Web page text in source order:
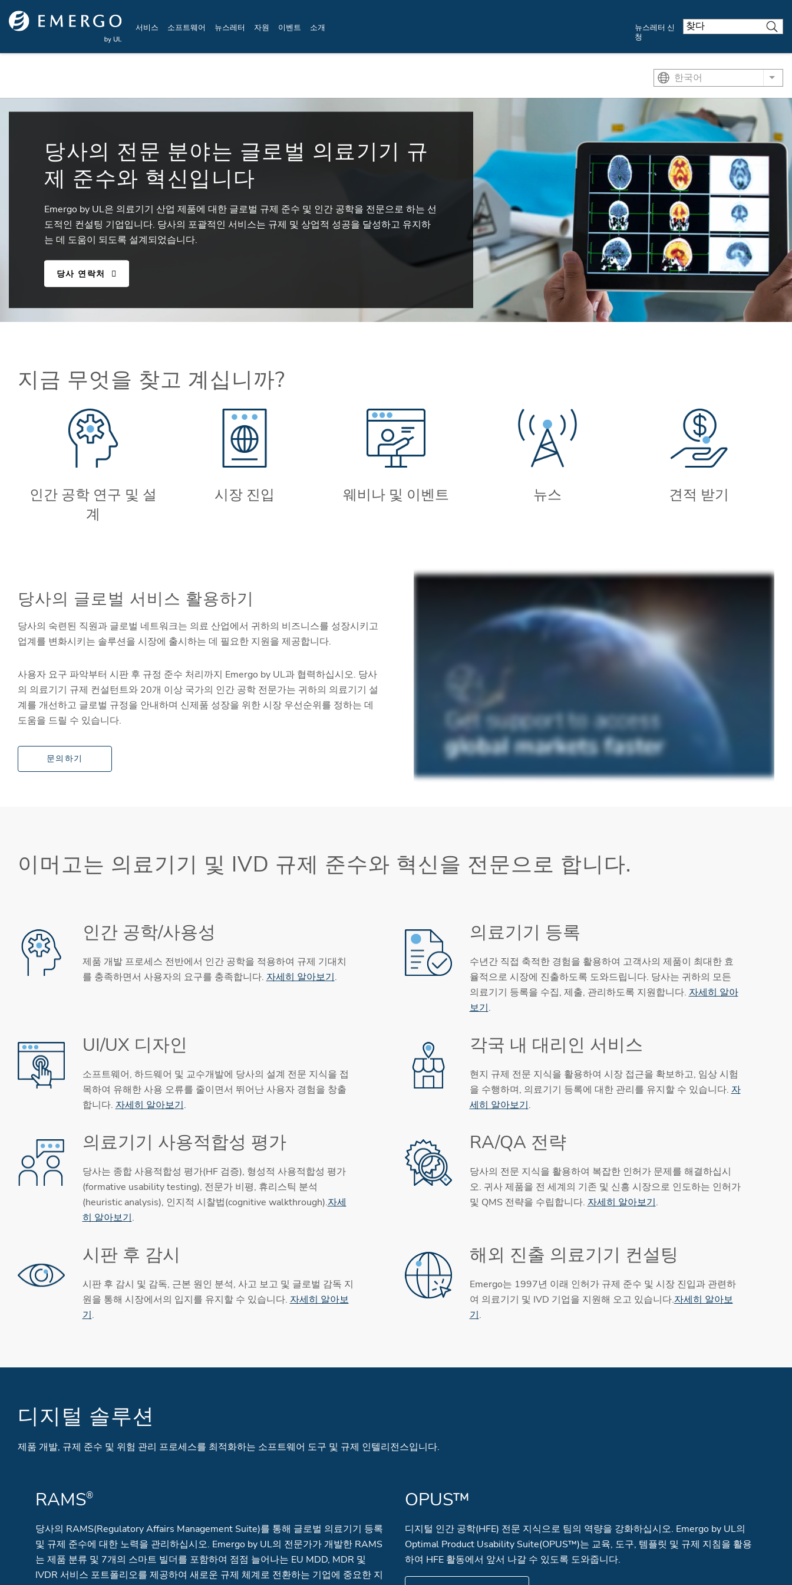
Skip to main content
서비스 소프트웨어 뉴스레터 자원 이벤트 소개
뉴스레터 신
청
한국어 List
당사의 전문 분야는 글로벌 의료기기 규
제 준수와 혁신입니다
Emergo by UL은 의료기기 산업 제품에 대한 글로벌 규제 준수 및 인간 공학을 전문으로 하는 선
도적인 컨설팅 기업입니다. 당사의 포괄적인 서비스는 규제 및 상업적 성공을 달성하고 유지하
는 데 도움이 되도록 설계되었습니다.
당사 연락처
지금 무엇을 찾고 계십니까?
인간 공학 연구 및 설
계
시장 진입 웨비나 및 이벤트 뉴스 견적 받기
당사의 글로벌 서비스 활용하기
당사의 숙련된 직원과 글로벌 네트워크는 의료 산업에서 귀하의 비즈니스를 성장시키고
업계를 변화시키는 솔루션을 시장에 출시하는 데 필요한 지원을 제공합니다.
사용자 요구 파악부터 시판 후 규정 준수 처리까지 Emergo by UL과 협력하십시오. 당사
의 의료기기 규제 컨설턴트와 20개 이상 국가의 인간 공학 전문가는 귀하의 의료기기 설
계를 개선하고 글로벌 규정을 안내하며 신제품 성장을 위한 시장 우선순위를 정하는 데
도움을 드릴 수 있습니다.
문의하기
이머고는 의료기기 및 IVD 규제 준수와 혁신을 전문으로 합니다.
인간 공학/사용성
제품 개발 프로세스 전반에서 인간 공학을 적용하여 규제 기대치
를 충족하면서 사용자의 요구를 충족합니다. 자세히 알아보기.
의료기기 등록
수년간 직접 축적한 경험을 활용하여 고객사의 제품이 최대한 효
율적으로 시장에 진출하도록 도와드립니다. 당사는 귀하의 모든
의료기기 등록을 수집, 제출, 관리하도록 지원합니다. 자세히 알아
보기.
UI/UX 디자인
소프트웨어, 하드웨어 및 교수개발에 당사의 설계 전문 지식을 접
목하여 유해한 사용 오류를 줄이면서 뛰어난 사용자 경험을 창출
합니다. 자세히 알아보기.
각국 내 대리인 서비스
현지 규제 전문 지식을 활용하여 시장 접근을 확보하고, 임상 시험
을 수행하며, 의료기기 등록에 대한 관리를 유지할 수 있습니다. 자
세히 알아보기.
의료기기 사용적합성 평가
당사는 종합 사용적합성 평가(HF 검증), 형성적 사용적합성 평가
(formative usability testing), 전문가 비평, 휴리스틱 분석
(heuristic analysis), 인지적 시찰법(cognitive walkthrough).자세
히 알아보기.
RA/QA 전략
당사의 전문 지식을 활용하여 복잡한 인허가 문제를 해결하십시
오. 귀사 제품을 전 세계의 기존 및 신흥 시장으로 인도하는 인허가
및 QMS 전략을 수립합니다. 자세히 알아보기.
시판 후 감시
시판 후 감시 및 감독, 근본 원인 분석, 사고 보고 및 글로벌 감독 지
원을 통해 시장에서의 입지를 유지할 수 있습니다. 자세히 알아보
기.
해외 진출 의료기기 컨설팅
Emergo는 1997년 이래 인허가 규제 준수 및 시장 진입과 관련하
여 의료기기 및 IVD 기업을 지원해 오고 있습니다.자세히 알아보
기.
디지털 솔루션
제품 개발, 규제 준수 및 위험 관리 프로세스를 최적화하는 소프트웨어 도구 및 규제 인텔리전스입니다.
RAMS®
당사의 RAMS(Regulatory Affairs Management Suite)를 통해 글로벌 의료기기 등록
및 규제 준수에 대한 노력을 관리하십시오. Emergo by UL의 전문가가 개발한 RAMS
는 제품 분류 및 7개의 스마트 빌더를 포함하여 점점 늘어나는 EU MDD, MDR 및
IVDR 서비스 포트폴리오를 제공하여 새로운 규제 체계로 전환하는 기업에 중요한 지
OPUS™
디지털 인간 공학(HFE) 전문 지식으로 팀의 역량을 강화하십시오. Emergo by UL의
Optimal Product Usability Suite(OPUS™)는 교육, 도구, 템플릿 및 규제 지침을 활용
하여 HFE 활동에서 앞서 나갈 수 있도록 도와줍니다.